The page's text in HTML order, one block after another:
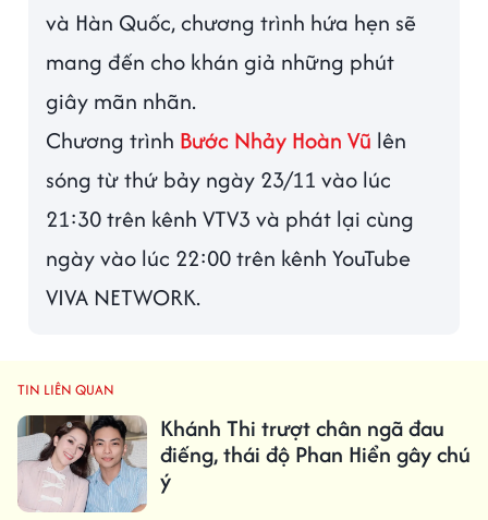
và Hàn Quốc, chương trình hứa hẹn sẽ
mang đến cho khán giả những phút
giây mãn nhãn.
Chương trình Bước Nhảy Hoàn Vũ lên
sóng từ thứ bảy ngày 23/11 vào lúc
21:30 trên kênh VTV3 và phát lại cùng
ngày vào lúc 22:00 trên kênh YouTube
VIVA NETWORK.
TIN LIÊN QUAN
Khánh Thi trượt chân ngã đau
điếng, thái độ Phan Hiển gây chú
ý